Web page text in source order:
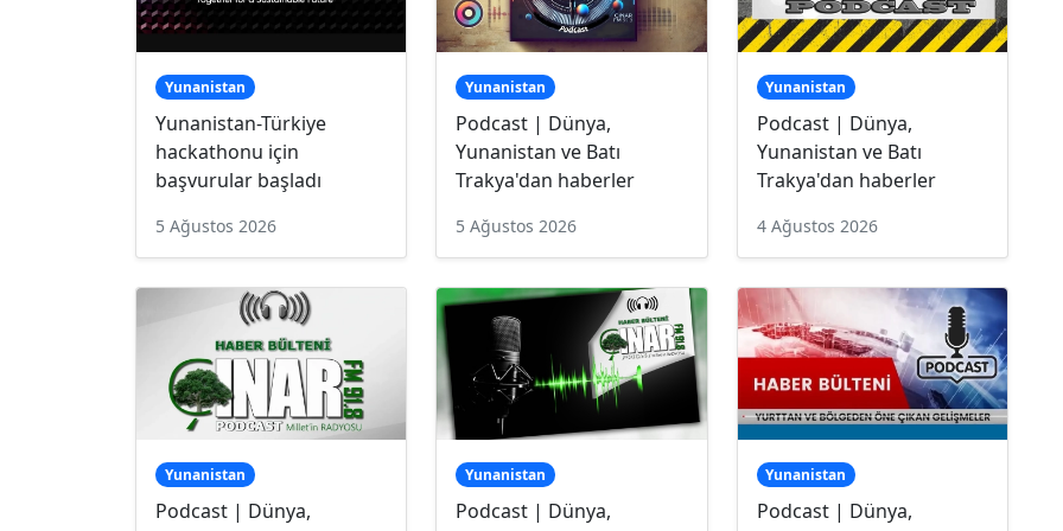
Yunanistan
Yunanistan-Türkiye
hackathonu için
başvurular başladı
5 Ağustos 2026
Yunanistan
Podcast | Dünya,
Yunanistan ve Batı
Trakya'dan haberler
5 Ağustos 2026
Yunanistan
Podcast | Dünya,
Yunanistan ve Batı
Trakya'dan haberler
4 Ağustos 2026
Yunanistan
Podcast | Dünya,
Yunanistan
Podcast | Dünya,
Yunanistan
Podcast | Dünya,